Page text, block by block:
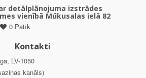
detālplānojuma izstrādes
vienībā Mūkusalas ielā 82
0 Patīk
Kontakti
LV-1050
kanāls)